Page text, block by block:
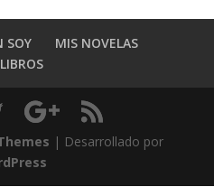
SOY
MIS NOVELAS
| Desarrollado por